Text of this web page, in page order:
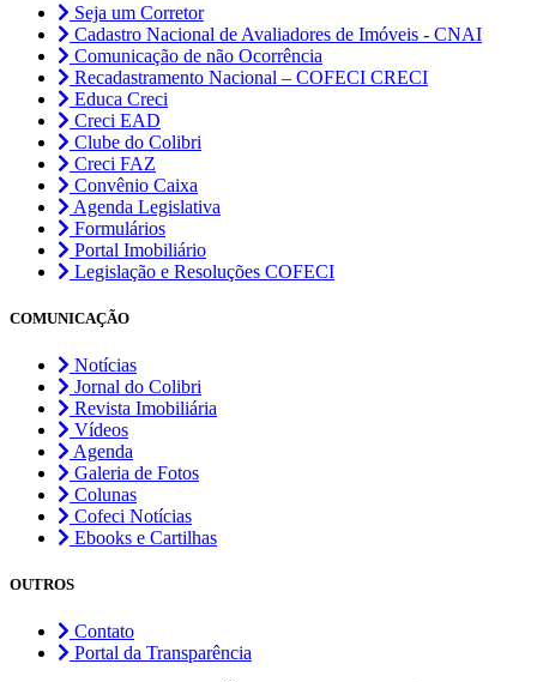
Seja um Corretor
Cadastro Nacional de Avaliadores de Imóveis - CNAI
Comunicação de não Ocorrência
Recadastramento Nacional – COFECI CRECI
Educa Creci
Creci EAD
Clube do Colibri
Creci FAZ
Convênio Caixa
Agenda Legislativa
Formulários
Portal Imobiliário
Legislação e Resoluções COFECI
COMUNICAÇÃO
Notícias
Jornal do Colibri
Revista Imobiliária
Vídeos
Agenda
Galeria de Fotos
Colunas
Cofeci Notícias
Ebooks e Cartilhas
OUTROS
Contato
Portal da Transparência